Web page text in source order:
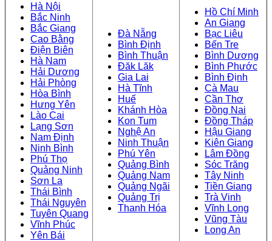
Hà Nội
Bắc Ninh
Bắc Giang
Cao Bằng
Điện Biên
Hà Nam
Hải Dương
Hải Phòng
Hòa Bình
Hưng Yên
Lào Cai
Lạng Sơn
Nam Định
Ninh Bình
Phú Thọ
Quảng Ninh
Sơn La
Thái Bình
Thái Nguyên
Tuyên Quang
Vĩnh Phúc
Yên Bái
Đà Nẵng
Bình Định
Bình Thuận
Đăk Lăk
Gia Lai
Hà Tĩnh
Huế
Khánh Hòa
Kon Tum
Nghệ An
Ninh Thuận
Phú Yên
Quảng Bình
Quảng Nam
Quảng Ngãi
Quảng Trị
Thanh Hóa
Hồ Chí Minh
An Giang
Bạc Liêu
Bến Tre
Bình Dương
Bình Phước
Bình Định
Cà Mau
Cần Thơ
Đồng Nai
Đồng Tháp
Hậu Giang
Kiên Giang
Lâm Đồng
Sóc Trăng
Tây Ninh
Tiền Giang
Trà Vinh
Vĩnh Long
Vũng Tàu
Long An